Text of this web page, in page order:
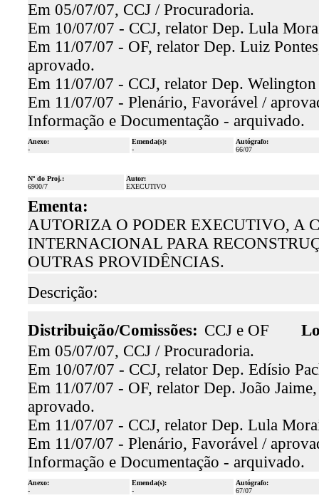
Em 05/07/07, CCJ / Procuradoria.
Em 10/07/07 - CCJ, relator Dep. Lula
Em 11/07/07 - OF, relator Dep. Luiz
aprovado.
Em 11/07/07 - CCJ, relator Dep.
Em 11/07/07 - Plenário, Favorável /
Informação e Documentação - arquivado.
Anexo:
-
Emenda(s):
-
Autógrafo:
66/07
Nº do Proj.:
6900/7
Autor:
EXECUTIVO
Ementa:
AUTORIZA O PODER EXECUTIVO, A
INTERNACIONAL PARA
OUTRAS PROVIDÊNCIAS.
Descrição:
Distribuição/Comissões: CCJ e OF
Em 05/07/07, CCJ / Procuradoria.
Em 10/07/07 - CCJ, relator Dep. Edísio
Em 11/07/07 - OF, relator Dep. João
aprovado.
Em 11/07/07 - CCJ, relator Dep. Lula
Em 11/07/07 - Plenário, Favorável /
Informação e Documentação - arquivado.
Anexo:
-
Emenda(s):
-
Autógrafo:
67/07